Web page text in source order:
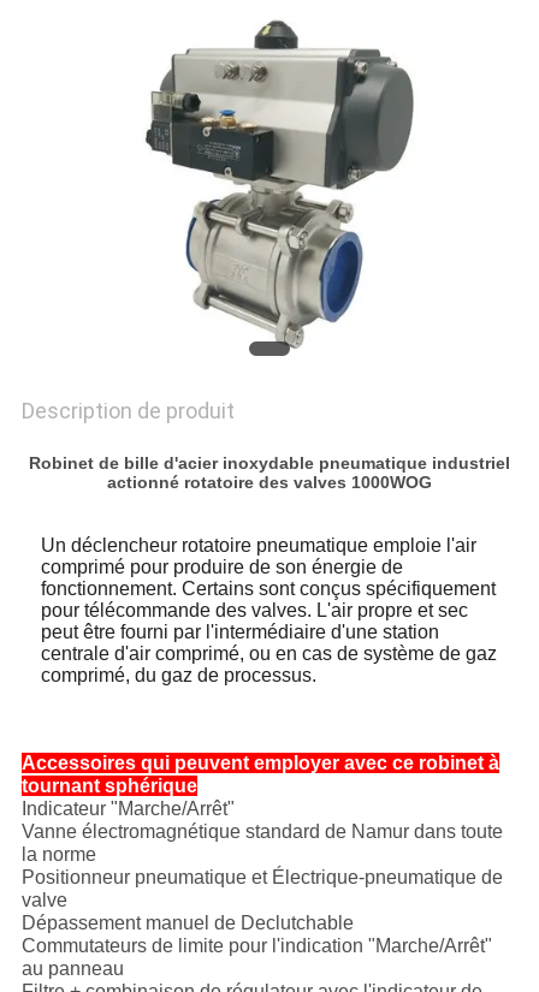
CONFIDENTIALITÉ
Description de produit
Robinet de bille d'acier inoxydable pneumatique industriel
actionné rotatoire des valves 1000WOG
Un déclencheur rotatoire pneumatique emploie l'air
comprimé pour produire de son énergie de
fonctionnement. Certains sont conçus spécifiquement
pour télécommande des valves. L'air propre et sec
peut être fourni par l'intermédiaire d'une station
centrale d'air comprimé, ou en cas de système de gaz
comprimé, du gaz de processus.
Accessoires qui peuvent employer avec ce robinet à
tournant sphérique
Indicateur "Marche/Arrêt"
Vanne électromagnétique standard de Namur dans toute
la norme
Positionneur pneumatique et Électrique-pneumatique de
valve
Dépassement manuel de Declutchable
Commutateurs de limite pour l'indication "Marche/Arrêt"
au panneau